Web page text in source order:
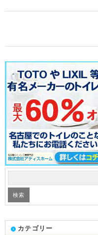
カテゴリー